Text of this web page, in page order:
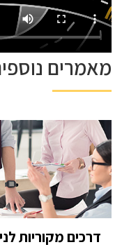
מאמרים
דרכים מקוריות